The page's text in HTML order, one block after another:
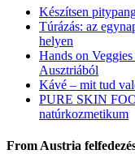
Készítsen
Túrázás: az
helyen
Hands on
Ausztriából
Kávé – mit tud
PURE SKIN
natúrkozmetikum
From Austria